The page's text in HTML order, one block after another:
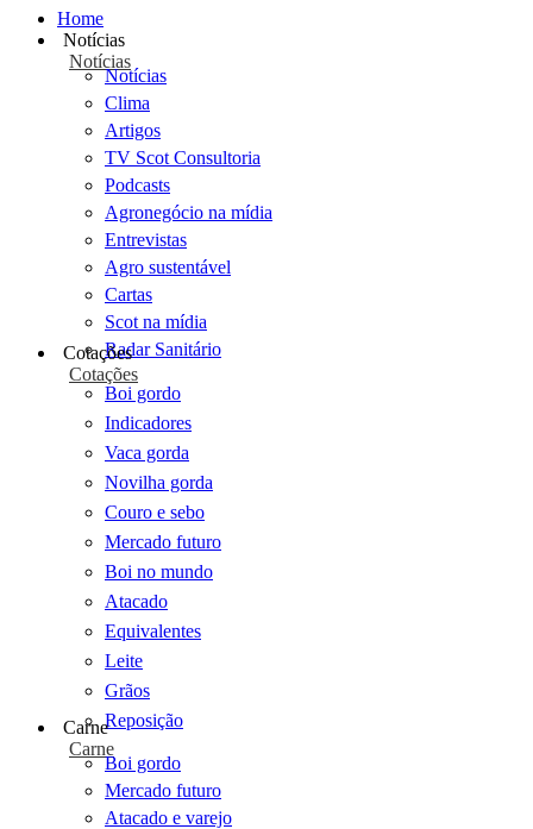
Home
Notícias
Notícias
Notícias
Clima
Artigos
TV Scot Consultoria
Podcasts
Agronegócio na mídia
Entrevistas
Agro sustentável
Cartas
Scot na mídia
Radar Sanitário
Cotações
Cotações
Boi gordo
Indicadores
Vaca gorda
Novilha gorda
Couro e sebo
Mercado futuro
Boi no mundo
Atacado
Equivalentes
Leite
Grãos
Reposição
Carne
Carne
Boi gordo
Mercado futuro
Atacado e varejo